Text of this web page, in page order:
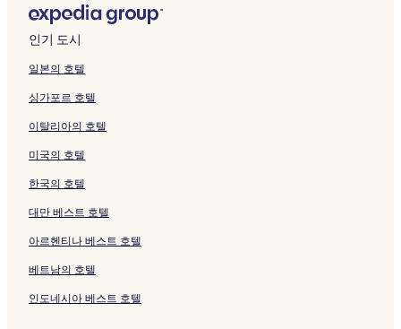
인기 도시
일본의 호텔
싱가포르 호텔
이탈리아의 호텔
미국의 호텔
한국의 호텔
대만 베스트 호텔
아르헨티나 베스트 호텔
베트남의 호텔
인도네시아 베스트 호텔